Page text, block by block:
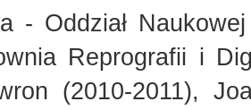
- Oddział
Reprografii i
(2010-2011),